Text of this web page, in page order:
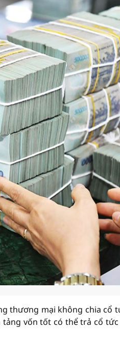
thương mại không chia cổ
vốn tốt có thể trả cổ